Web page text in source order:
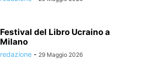
Festival del Libro Ucraino a
Milano
redazione - 29 Maggio 2026